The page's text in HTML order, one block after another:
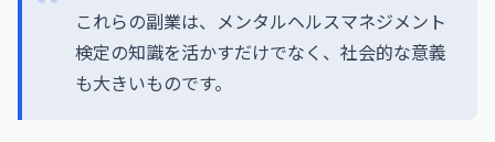
これらの副業は、メンタルヘルスマネジメント
検定の知識を活かすだけでなく、社会的な意義
も大きいものです。